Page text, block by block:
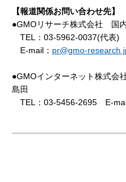
【報道関係お問い合わせ先】
●GMOリサーチ株式会社 国
TEL：03-5962-0037(代表)
E-mail： pr@gmo-
●GMOインターネット株式
島田
TEL：03-5456-2695 E-